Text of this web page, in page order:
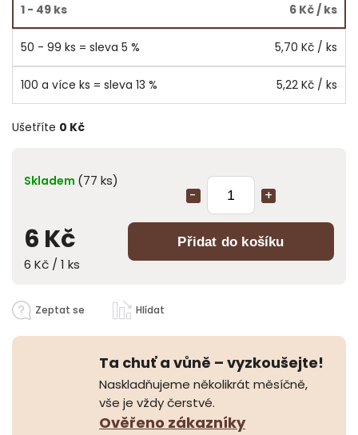
6 Kč
6 Kč / 1 ks
Přidat do košíku
Skladem (77 ks)
1 - 49 ks 6 Kč/ ks
50 - 99 ks = sleva 5 % 5,70 Kč / ks
100 a více ks = sleva 13 % 5,22 Kč / ks
Ušetříte 0 Kč
Zeptat se Hlídat
Ta chuť a vůně – vyzkoušejte!
Naskladňujeme několikrát měsíčně,
vše je vždy čerstvé.
Ověřeno zákazníky